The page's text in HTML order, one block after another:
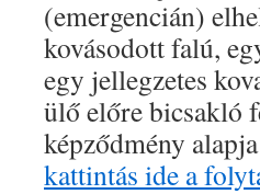
(emergencián)
kovásodott falú,
egy jellegzetes
ülő előre bicsakló
képződmény
kattintás ide a